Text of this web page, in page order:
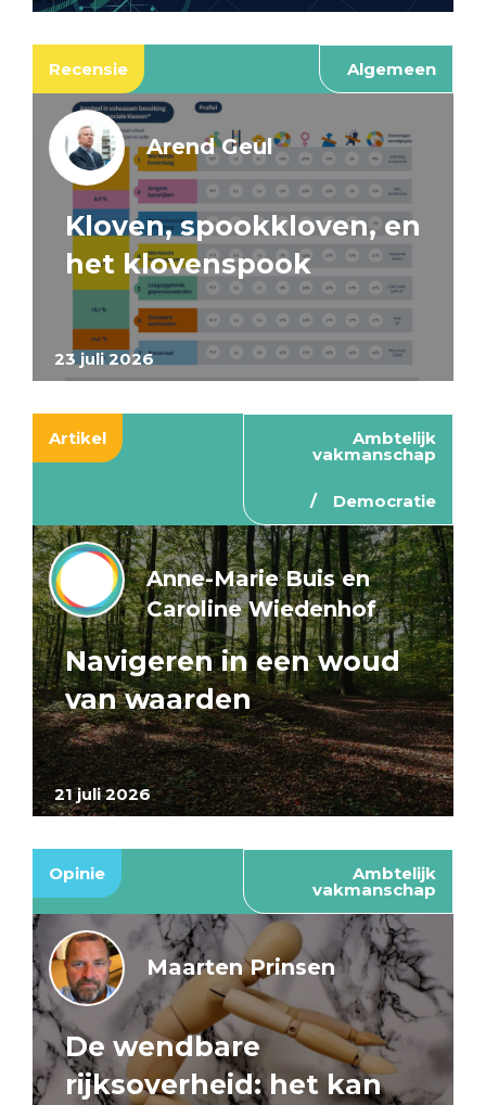
Recensie Algemeen
23 juli 2026
Arend Geul
Kloven, spookkloven, en
het klovenspook
Artikel Ambtelijk
vakmanschap
Democratie
21 juli 2026
Anne-Marie Buis en
Caroline Wiedenhof
Navigeren in een woud
van waarden
Opinie Ambtelijk
vakmanschap
Maarten Prinsen
De wendbare
rijksoverheid: het kan